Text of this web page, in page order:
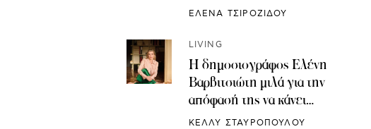
ΕΛΕΝΑ ΤΣΙΡΟΖΙΔΟΥ
LIVING
Η δημοσιογράφος Ελένη
Βαρβιτσιώτη μιλά για την
απόφασή της να κάνει
κρυοσυντήρηση ωαρίων
ΚΕΛΛΥ ΣΤΑΥΡΟΠΟΥΛΟΥ